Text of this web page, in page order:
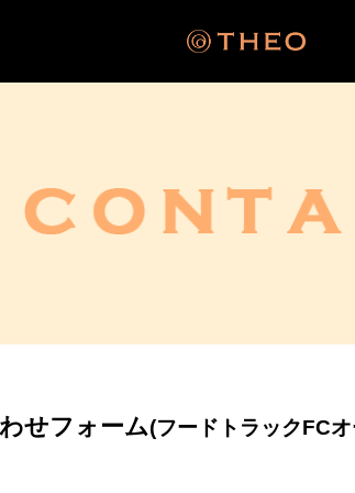
せフォーム(フードトラックFC